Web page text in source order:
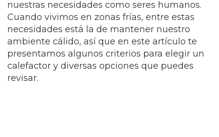
nuestras necesidades como seres humanos.
Cuando vivimos en zonas frías, entre estas
necesidades está la de mantener nuestro
ambiente cálido, así que en este artículo te
presentamos algunos criterios para elegir un
calefactor y diversas opciones que puedes
revisar.